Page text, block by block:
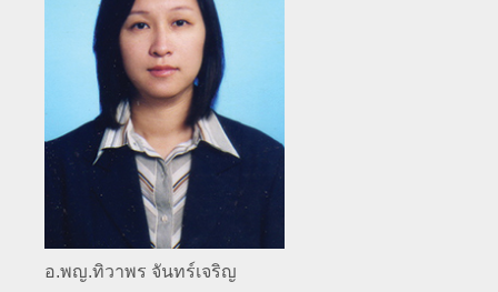
อ.พญ.ทิวาพร จันทร์เจริญ